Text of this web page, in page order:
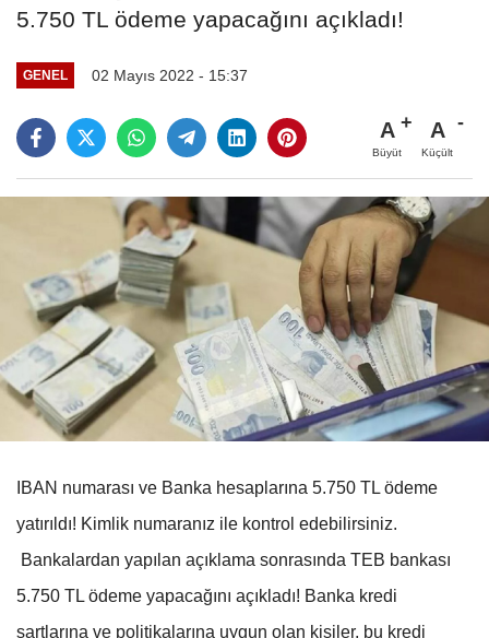
5.750 TL ödeme yapacağını açıkladı!
GENEL 02 Mayıs 2022 - 15:37
A
Büyüt
A
Küçült
IBAN numarası ve Banka hesaplarına 5.750 TL ödeme
yatırıldı! Kimlik numaranız ile kontrol edebilirsiniz.
Bankalardan yapılan açıklama sonrasında TEB bankası
5.750 TL ödeme yapacağını açıkladı! Banka kredi
şartlarına ve politikalarına uygun olan kişiler, bu kredi